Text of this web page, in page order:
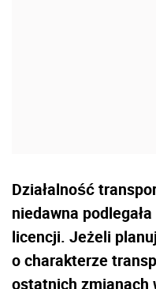
Działalność
niedawna
licencji. Jeżeli
o charakterze
ostatnich zmianach